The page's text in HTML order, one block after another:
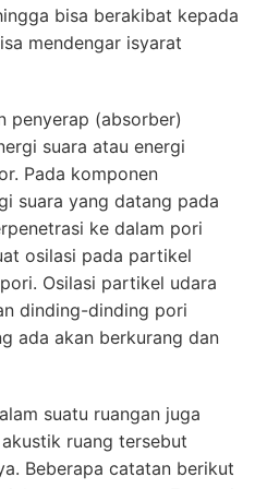
bisa berakibat kepada
mendengar isyarat
penyerap (absorber)
suara atau energi
Pada komponen
suara yang datang pada
ke dalam pori
osilasi pada partikel
Osilasi partikel udara
dinding-dinding pori
ada akan berkurang dan
suatu ruangan juga
ruang tersebut
Beberapa catatan berikut